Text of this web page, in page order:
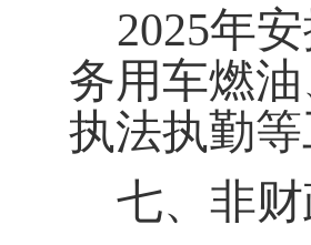
2025年
务用车燃
执法执勤
七、非